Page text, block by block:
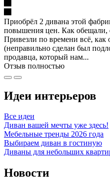
Приобрёл 2 дивана этой
повышения цен. Как обещали,
Привезли по времени всё,
(неправильно сделан был
продавца, который нам...
Отзыв полностью
Идеи интерьеров
Все идеи
Диван вашей мечты уже здесь!
Мебельные тренды 2026 года
Выбираем диван в гостиную
Диваны для небольших
Новости